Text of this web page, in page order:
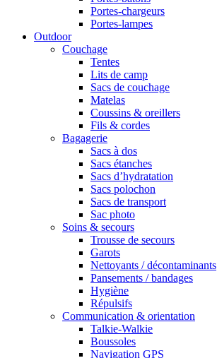
Portes-chargeurs
Portes-lampes
Outdoor
Couchage
Tentes
Lits de camp
Sacs de couchage
Matelas
Coussins & oreillers
Fils & cordes
Bagagerie
Sacs à dos
Sacs étanches
Sacs d’hydratation
Sacs polochon
Sacs de transport
Sac photo
Soins & secours
Trousse de secours
Garots
Nettoyants / décontaminants
Pansements / bandages
Hygiène
Répulsifs
Communication & orientation
Talkie-Walkie
Boussoles
Navigation GPS